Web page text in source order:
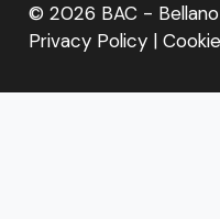
© 2026 BAC -
Privacy Policy|